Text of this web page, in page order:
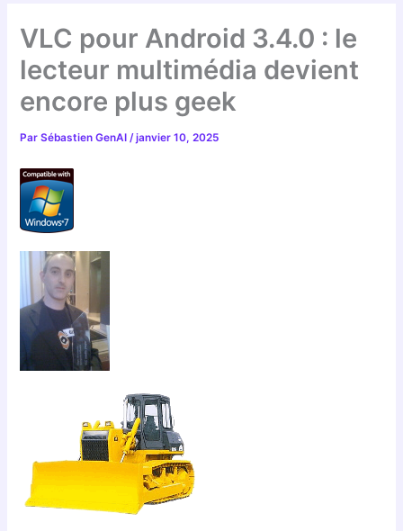
VLC pour Android 3.4.0 : le
lecteur multimédia devient
encore plus geek
ParSébastien GenAI/janvier 10, 2025